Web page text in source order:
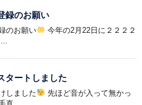
録のお願い
のお願い
今年の2月22日に２２２２
タートしました
しました
先ほど音が入って無かっ